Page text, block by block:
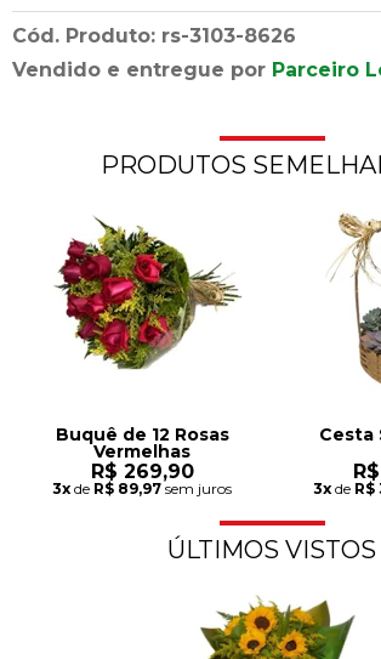
Cód. Produto: rs-3103-8626
Vendido e entregue por Parceiro
PRODUTOS
Buquê de 12 Rosas
Vermelhas
R$ 269,90
3x de R$ 89,97sem juros
Cesta
3x de R$
ÚLTIMOS VISTOS